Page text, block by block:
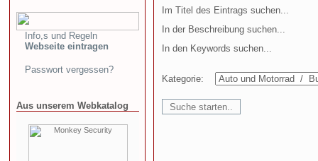
Info,s und Regeln
Webseite eintragen
Passwort vergessen?
Aus unserem Webkatalog
Im Titel des Eintrags suchen...
In der Beschreibung suchen...
In den Keywords suchen...
Kategorie: